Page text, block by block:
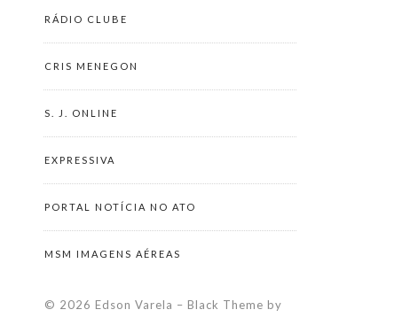
RÁDIO CLUBE
CRIS MENEGON
S. J. ONLINE
EXPRESSIVA
PORTAL NOTÍCIA NO ATO
MSM IMAGENS AÉREAS
© 2026 Edson Varela – Black Theme by